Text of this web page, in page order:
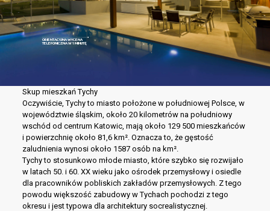
ORIENTACYJNA WYCENA
TELEFONICZNA W 1 MINUTĘ
Skup mieszkań Tychy
Oczywiście, Tychy to miasto położone w południowej Polsce, w
województwie śląskim, około 20 kilometrów na południowy
wschód od centrum Katowic, mają około 129 500 mieszkańców
i powierzchnię około 81,6 km². Oznacza to, że gęstość
zaludnienia wynosi około 1587 osób na km².
Tychy to stosunkowo młode miasto, które szybko się rozwijało
w latach 50. i 60. XX wieku jako ośrodek przemysłowy i osiedle
dla pracowników pobliskich zakładów przemysłowych. Z tego
powodu większość zabudowy w Tychach pochodzi z tego
okresu i jest typowa dla architektury socrealistycznej.